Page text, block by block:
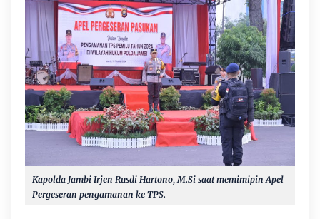
Kapolda Jambi Irjen Rusdi Hartono, M.Si saat memimipin Apel
Pergeseran pengamanan ke TPS.